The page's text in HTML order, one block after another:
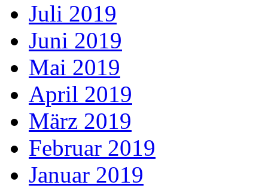
Juli 2019
Juni 2019
Mai 2019
April 2019
März 2019
Februar 2019
Januar 2019